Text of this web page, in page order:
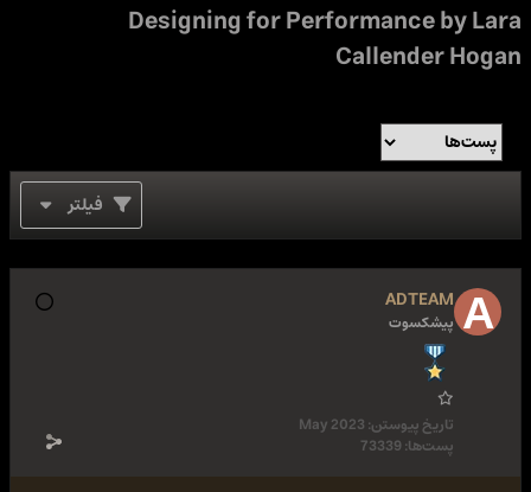
Designing for Performance by Lara
Callender Hogan
فیلتر
ADTEAM
پیشکسوت
تاریخ پیوستن:May 2023
پست‌ها:73339